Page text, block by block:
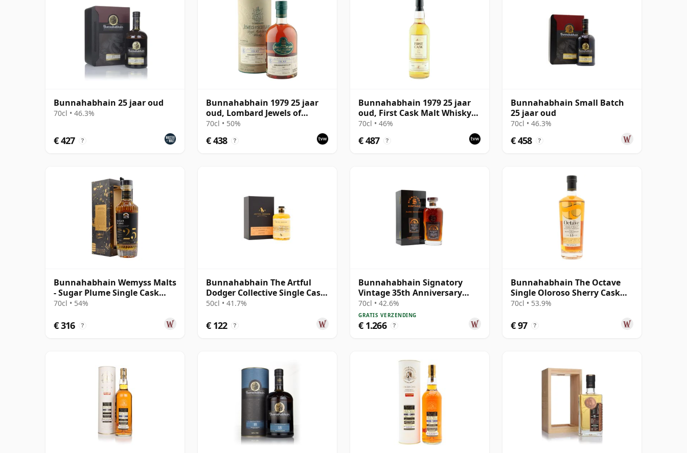
Bunnahabhain 25 jaar oud
70cl • 46.3%
€ 427 ?
Bunnahabhain 1979 25 jaar
oud, Lombard Jewels of
Scotland 2004 Bottling with
70cl • 50%
€ 438 ?
Bunnahabhain 1979 25 jaar
oud, First Cask Malt Whisky
Circle, Cask 11889
70cl • 46%
€ 487 ?
Bunnahabhain Small Batch
25 jaar oud
70cl • 46.3%
€ 458 ?
Bunnahabhain Wemyss Malts
- Sugar Plume Single Cask
1997 25 jaar oud
70cl • 54%
€ 316 ?
Bunnahabhain The Artful
Dodger Collective Single Cask
#3445 1995 25 jaar oud
50cl • 41.7%
€ 122 ?
Bunnahabhain Signatory
Vintage 35th Anniversary
Single Cask #25 1978 45 jaar
oud
70cl • 42.6%
GRATIS VERZENDING
€ 1.266 ?
Bunnahabhain The Octave
Single Oloroso Sherry Cask
#3842155 2008 15 jaar oud
70cl • 53.9%
€ 97 ?